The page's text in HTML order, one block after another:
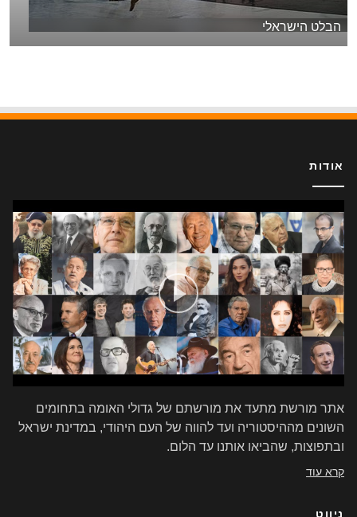
הבלט הישראלי
אודות
אתר מורשת מתעד את מורשתם של גדולי האומה בתחומים
השונים מההיסטוריה ועד להווה של העם היהודי, במדינת ישראל
ובתפוצות, שהביאו אותנו עד הלום.
קרא עוד
ניווט